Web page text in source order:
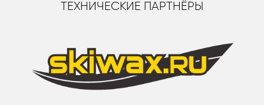
ТЕХНИЧЕСКИЕ ПАРТНЁРЫ